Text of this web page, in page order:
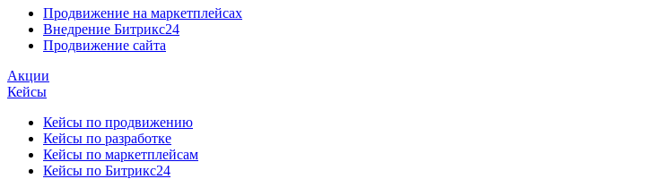
Продвижение на маркетплейсах
Внедрение Битрикс24
Продвижение сайта
Акции
Кейсы
Кейсы по продвижению
Кейсы по разработке
Кейсы по маркетплейсам
Кейсы по Битрикс24